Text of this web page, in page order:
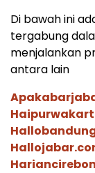
Di bawah ini
tergabung
menjalankan
antara lain